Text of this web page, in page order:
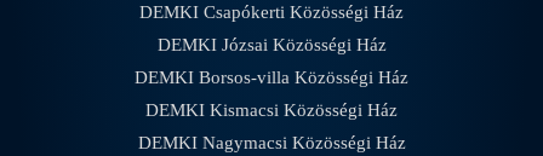
DEMKI Csapókerti Közösségi Ház
DEMKI Józsai Közösségi Ház
DEMKI Borsos-villa Közösségi Ház
DEMKI Kismacsi Közösségi Ház
DEMKI Nagymacsi Közösségi Ház